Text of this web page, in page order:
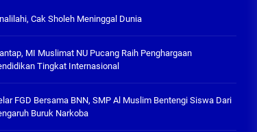
Mantap, MI Muslimat NU
Pucang Raih Penghargaan
Pendidikan Tingkat
Internasional
06/08/2026
Gelar FGD Bersama BNN, SMP Al
Muslim Bentengi Siswa Dari
Cak Sholeh Meninggal Dunia
MI Muslimat NU Pucang Raih Penghargaan
Tingkat Internasional
FGD Bersama BNN, SMP Al Muslim Bentengi Siswa Dari
Buruk Narkoba